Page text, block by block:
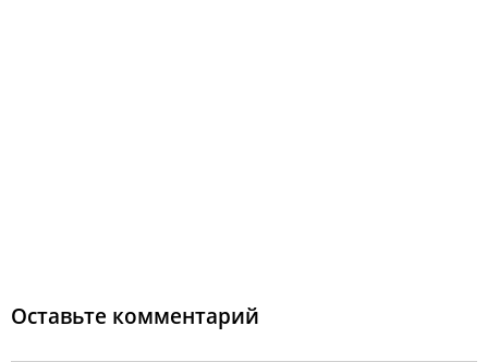
Оставьте комментарий